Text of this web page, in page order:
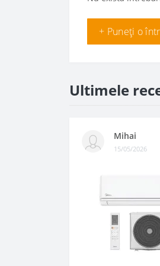
+ Puneți o
Ultimele
Mihai
15/05/2026